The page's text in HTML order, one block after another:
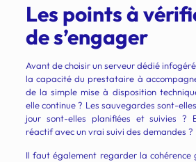
Les points à
de s’engager
Avant de choisir un serveur dédié
la capacité du prestataire à
de la simple mise à disposition
elle continue ? Les sauvegardes sont-
jour sont-elles planifiées et suivies ?
réactif avec un vrai suivi des demandes ?
Il faut également regarder la cohérence